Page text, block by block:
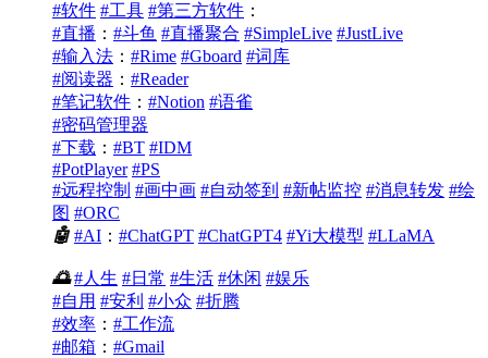
#软件 #工具 #第三方软件 ：
#直播 ： #斗鱼 #直播聚合 #SimpleLive #JustLive
#输入法 ： #Rime #Gboard #词库
#阅读器 ： #Reader
#笔记软件 ： #Notion #语雀
#密码管理器
#下载 ： #BT #IDM
#PotPlayer #PS
#远程控制 #画中画 #自动签到 #新帖监控 #消息转发 #绘
图 #ORC
🤖 #AI ： #ChatGPT #ChatGPT4 #Yi大模型 #LLaMA
🌅 #人生 #日常 #生活 #休闲 #娱乐
#自用 #安利 #小众 #折腾
#效率 ： #工作流
#邮箱 ： #Gmail